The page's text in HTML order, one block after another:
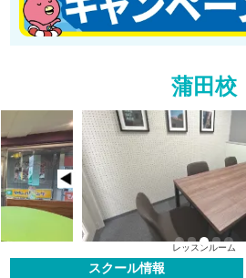
蒲田校
スクール情報
レッスンルーム
1 2 3 4 5